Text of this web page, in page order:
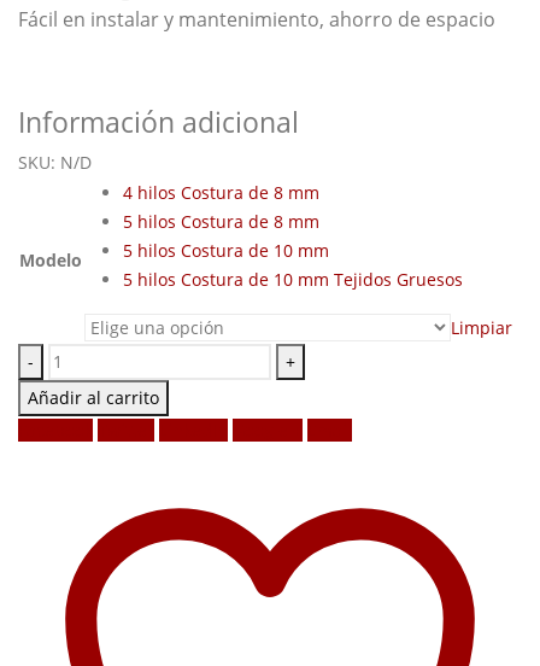
Fácil en instalar y mantenimiento, ahorro de espacio
Información adicional
SKU: N/D
Modelo
4 hilos Costura de 8 mm
5 hilos Costura de 8 mm
5 hilos Costura de 10 mm
5 hilos Costura de 10 mm Tejidos Gruesos
Limpiar
-
+
Añadir al carrito